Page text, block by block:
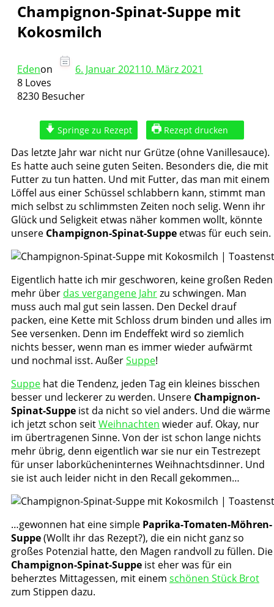
Champignon-Spinat-Suppe mit
Kokosmilch
Edenon 6. Januar 202110. März 2021
8 Loves
8230 Besucher
Springe zu Rezept Rezept drucken
Das letzte Jahr war nicht nur Grütze (ohne Vanillesauce).
Es hatte auch seine guten Seiten. Besonders die, die mit
Futter zu tun hatten. Und mit Futter, das man mit einem
Löffel aus einer Schüssel schlabbern kann, stimmt man
mich selbst zu schlimmsten Zeiten noch selig. Wenn ihr
Glück und Seligkeit etwas näher kommen wollt, könnte
unsere Champignon-Spinat-Suppe etwas für euch sein.
Eigentlich hatte ich mir geschworen, keine großen Reden
mehr über das vergangene Jahrzu schwingen. Man
muss auch mal gut sein lassen. Den Deckel drauf
packen, eine Kette mit Schloss drum binden und alles im
See versenken. Denn im Endeffekt wird so ziemlich
nichts besser, wenn man es immer wieder aufwärmt
und nochmal isst. AußerSuppe!
Suppe hat die Tendenz, jeden Tag ein kleines bisschen
besser und leckerer zu werden. Unsere Champignon-
Spinat-Suppe ist da nicht so viel anders. Und die wärme
ich jetzt schon seitWeihnachten wieder auf. Okay, nur
im übertragenen Sinne. Von der ist schon lange nichts
mehr übrig, denn eigentlich war sie nur ein Testrezept
für unser laborkücheninternes Weihnachtsdinner. Und
sie ist auch leider nicht in den Recall gekommen…
…gewonnen hat eine simple Paprika-Tomaten-Möhren-
Suppe(Wollt ihr das Rezept?), die ein nicht ganz so
großes Potenzial hatte, den Magen randvoll zu füllen. Die
Champignon-Spinat-Suppe ist eher was für ein
beherztes Mittagessen, mit einem schönen Stück Brot
zum Stippen dazu.